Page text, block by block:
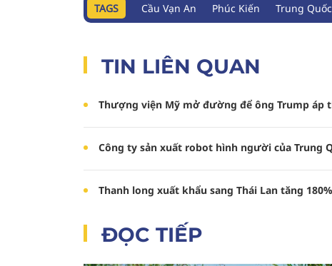
TAGS Cầu Vạn An Phúc Kiến Trung Quốc
TIN LIÊN QUAN
Thượng viện Mỹ mở đường để ông Trump áp
Công ty sản xuất robot hình người của Trung
Thanh long xuất khẩu sang Thái Lan tăng
ĐỌC TIẾP